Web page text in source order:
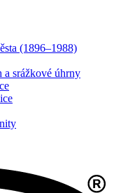
(1896–1988)
a srážkové úhrny